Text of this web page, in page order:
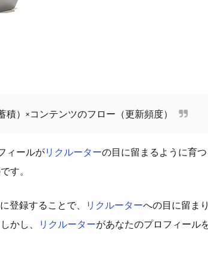
）×コンテンツのフロー（更新頻度）
ィールがリクルーターの目に留まるように育つ
す。
に登録することで、 リクルーターへの目に留ま
かし、
リクルーターがあなたのプロフィール